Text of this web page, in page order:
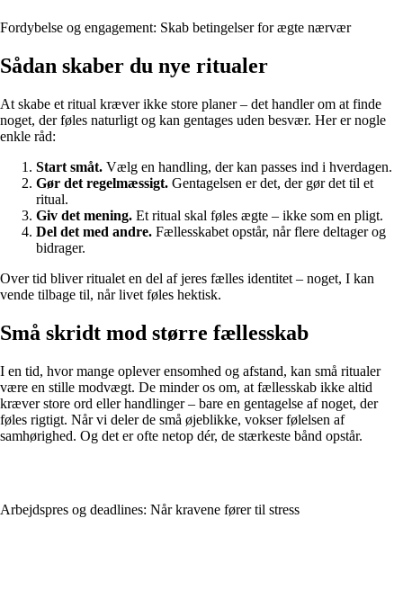
Fordybelse og engagement: Skab betingelser for ægte nærvær
Sådan skaber du nye ritualer
At skabe et ritual kræver ikke store planer – det handler om at finde
noget, der føles naturligt og kan gentages uden besvær. Her er nogle
enkle råd:
Start småt. Vælg en handling, der kan passes ind i hverdagen.
Gør det regelmæssigt. Gentagelsen er det, der gør det til et
ritual.
Giv det mening. Et ritual skal føles ægte – ikke som en pligt.
Del det med andre. Fællesskabet opstår, når flere deltager og
bidrager.
Over tid bliver ritualet en del af jeres fælles identitet – noget, I kan
vende tilbage til, når livet føles hektisk.
Små skridt mod større fællesskab
I en tid, hvor mange oplever ensomhed og afstand, kan små ritualer
være en stille modvægt. De minder os om, at fællesskab ikke altid
kræver store ord eller handlinger – bare en gentagelse af noget, der
føles rigtigt. Når vi deler de små øjeblikke, vokser følelsen af
samhørighed. Og det er ofte netop dér, de stærkeste bånd opstår.
Arbejdspres og deadlines: Når kravene fører til stress